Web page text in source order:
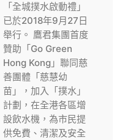
「全城撲水啟動禮」
已於2018年9月27日
舉行。 鷹君集團首度
贊助「Go Green
Hong Kong」聯同慈
善團體「慈慧幼
苗」，加入「撲水」
計劃，在全港各區增
設飲水機，為市民提
供免費、清潔及安全